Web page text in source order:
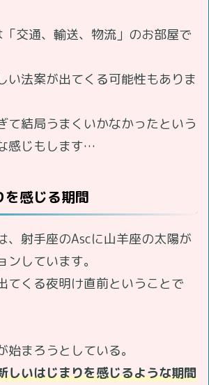
交通、輸送、物流」のお部屋で
い法案が出てくる可能性もありま
て結局うまくいかなかったという
感じもします…
を感じる期間
、射手座のAscに山羊座の太陽が
しています。
てくる夜明け直前ということで
まろうとしている。
しいはじまりを感じるような期間